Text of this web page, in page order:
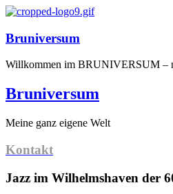
Bruniversum
Willkommen im BRUNIVERSUM –
Bruniversum
Meine ganz eigene Welt
Kontakt
Jazz im Wilhelmshaven der